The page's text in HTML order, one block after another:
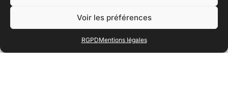
Voir les préférences
RGPDMentions légales
FACEBOOK TRIPADVISOR